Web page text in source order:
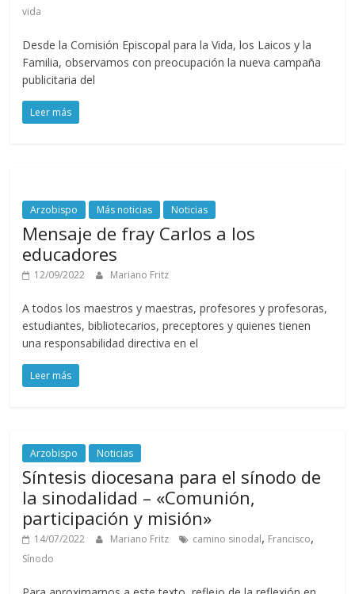
vida
Desde la Comisión Episcopal para la Vida, los Laicos y la
Familia, observamos con preocupación la nueva campaña
publicitaria del
Leer más
Arzobispo Más noticias Noticias
Mensaje de fray Carlos a los
educadores
12/09/2022 Mariano Fritz
A todos los maestros y maestras, profesores y profesoras,
estudiantes, bibliotecarios, preceptores y quienes tienen
una responsabilidad directiva en el
Leer más
Arzobispo Noticias
Síntesis diocesana para el sínodo de
la sinodalidad – «Comunión,
participación y misión»
14/07/2022 Mariano Fritz camino sinodal, Francisco,
Sínodo